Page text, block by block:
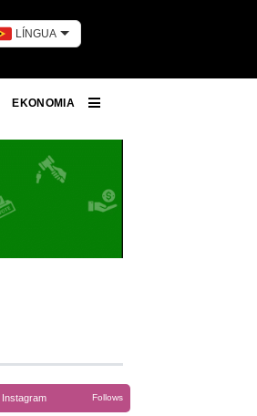
LÍNGUA
EKONOMIA
Instagram Follows